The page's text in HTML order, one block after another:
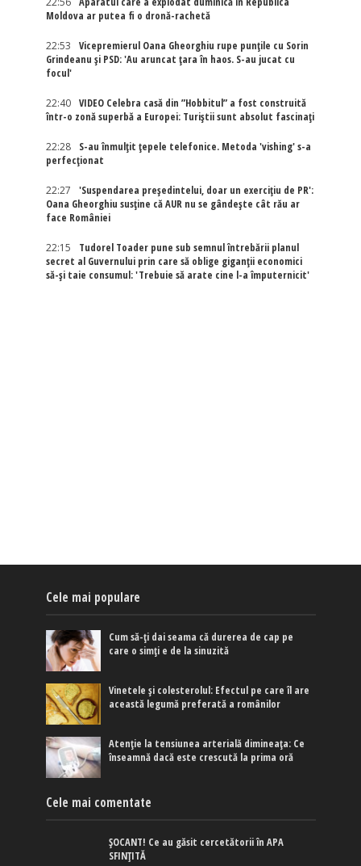
Moldova ar putea fi o dronă-rachetă
22:53
Vicepremierul Oana Gheorghiu rupe punțile cu Sorin
Grindeanu și PSD: 'Au aruncat țara în haos. S-au jucat cu
focul'
22:40
VIDEO Celebra casă din ”Hobbitul” a fost construită
într-o zonă superbă a Europei: Turiștii sunt absolut fascinați
22:28
S-au înmulțit țepele telefonice. Metoda 'vishing' s-a
perfecționat
22:27
'Suspendarea președintelui, doar un exercițiu de PR':
Oana Gheorghiu susține că AUR nu se gândește cât rău ar
face României
22:15
Tudorel Toader pune sub semnul întrebării planul
secret al Guvernului prin care să oblige giganții economici
să-și taie consumul: 'Trebuie să arate cine l-a împuternicit'
Cele mai populare
Cum să-ți dai seama că durerea de cap pe
care o simți e de la sinuzită
Vinetele și colesterolul: Efectul pe care îl are
această legumă preferată a românilor
Atenție la tensiunea arterială dimineața: Ce
înseamnă dacă este crescută la prima oră
Cele mai comentate
ȘOCANT! Ce au găsit cercetătorii în APA
SFINȚITĂ